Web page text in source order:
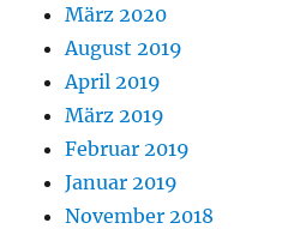
März 2020
August 2019
April 2019
März 2019
Februar 2019
Januar 2019
November 2018